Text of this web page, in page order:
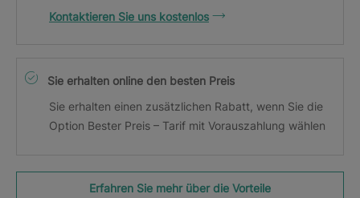
Kontaktieren Sie uns kostenlos
Sie erhalten online den besten Preis
Sie erhalten einen zusätzlichen Rabatt, wenn Sie die
Option Bester Preis – Tarif mit Vorauszahlung wählen
Erfahren Sie mehr über die Vorteile